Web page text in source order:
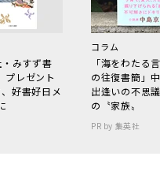
・みすず書
プレゼント
好書好日メ
コラム
「海をわた
の往復書簡」
出逢いの不思
の〝家族〟
PR by 集英社